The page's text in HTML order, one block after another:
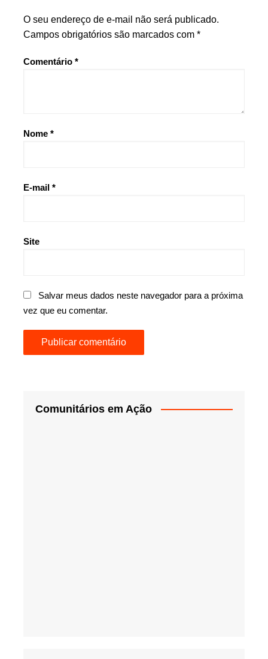
O seu endereço de e-mail não será publicado.
Campos obrigatórios são marcados com *
Comentário *
Nome *
E-mail *
Site
Salvar meus dados neste navegador para a próxima
vez que eu comentar.
Comunitários em Ação